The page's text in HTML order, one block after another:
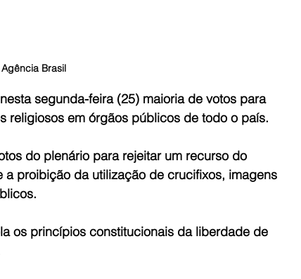
Brasil
segunda-feira (25) maioria de votos para
religiosos em órgãos públicos de todo o país.
do plenário para rejeitar um recurso do
a proibição da utilização de crucifixos, imagens
os princípios constitucionais da liberdade de